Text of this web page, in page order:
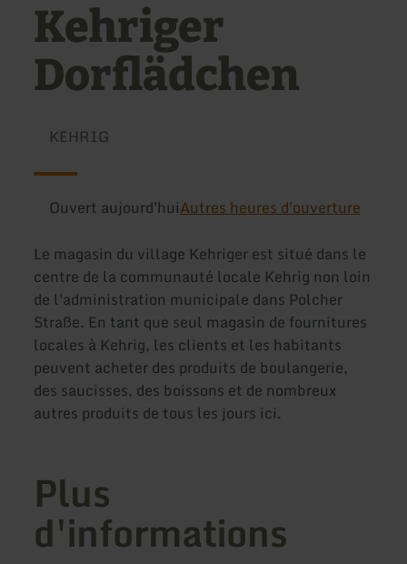
Kehriger
Dorflädchen
KEHRIG
Ouvert aujourd'huiAutres heures d'ouverture
Le magasin du village Kehriger est situé dans le
centre de la communauté locale Kehrig non loin
de l'administration municipale dans Polcher
Straße. En tant que seul magasin de fournitures
locales à Kehrig, les clients et les habitants
peuvent acheter des produits de boulangerie,
des saucisses, des boissons et de nombreux
autres produits de tous les jours ici.
Plus
d'informations